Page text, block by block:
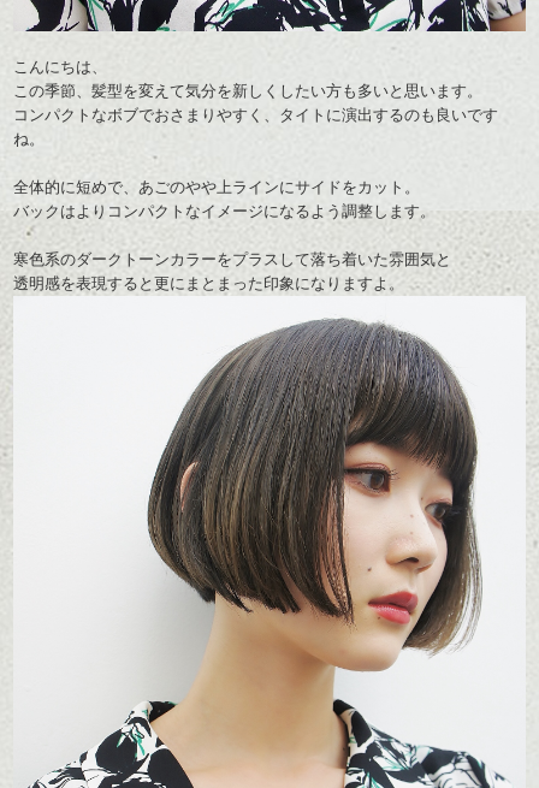
こんにちは、
この季節、髪型を変えて気分を新しくしたい方も多いと思います。
コンパクトなボブでおさまりやすく、タイトに演出するのも良いです
ね。
全体的に短めで、あごのやや上ラインにサイドをカット。
バックはよりコンパクトなイメージになるよう調整します。
寒色系のダークトーンカラーをプラスして落ち着いた雰囲気と
透明感を表現すると更にまとまった印象になりますよ。